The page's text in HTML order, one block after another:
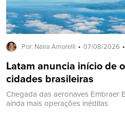
Por: Naira Amorelli 07/08/2026
Latam anuncia início de
cidades brasileiras
Chegada das aeronaves Embraer
ainda mais operações inéditas